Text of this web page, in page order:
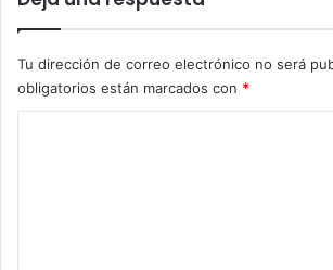
Tu dirección de correo electrónico no será
obligatorios están marcados con *